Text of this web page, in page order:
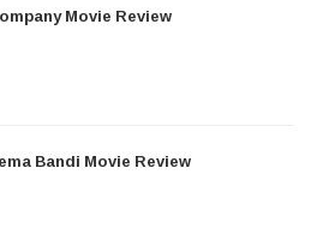
Movie Review
Bandi Movie Review